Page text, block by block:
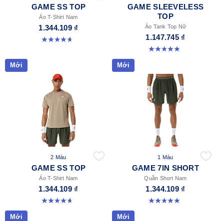
GAME SS TOP
Áo T-Shirt Nam
1.344.109 ₫
4.7 trong số 5 sao. 3 đánh giá
GAME SLEEVELESS
TOP
Áo Tank Top Nữ
1.147.745 ₫
5.0 trong số 5 sao. 1 đánh giá
Mới
2 Màu
GAME SS TOP
Áo T-Shirt Nam
1.344.109 ₫
4.7 trong số 5 sao. 3 đánh giá
Mới
1 Màu
GAME 7IN SHORT
Quần Short Nam
1.344.109 ₫
5.0 trong số 5 sao. 37 đánh giá
Mới Mới